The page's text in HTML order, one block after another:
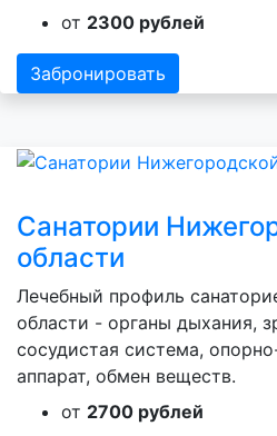
от 2300 рублей
Забронировать
Санатории
области
Лечебный профиль
области - органы дыхания,
сосудистая система,
аппарат, обмен веществ.
от 2700 рублей